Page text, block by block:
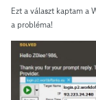
Ezt a választ kaptam a
a probléma!